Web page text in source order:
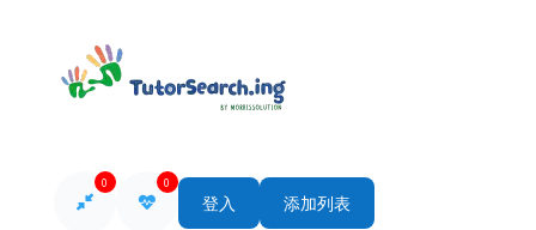
0 0
登入 添加列表